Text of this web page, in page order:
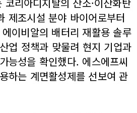
리아디지탈의 산소·이산화탄
제조시설 분야 바이어로부터
이비알의 배터리 재활용 솔루
업 정책과 맞물려 현지 기업과
능성을 확인했다. 에스에프씨
하는 계면활성제를 선보여 관